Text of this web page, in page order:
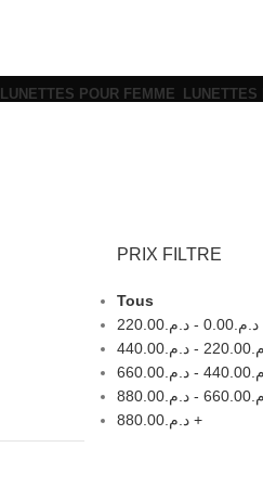
LUNETTES POUR FEMME LUNETTES
PRIX FILTRE
Tous
د.م. 0.00
- د.م. 220.00
220.00
- د.م. 440.00
440.00
- د.م. 660.00
660.00
- د.م. 880.00
د.م. 880.00 +